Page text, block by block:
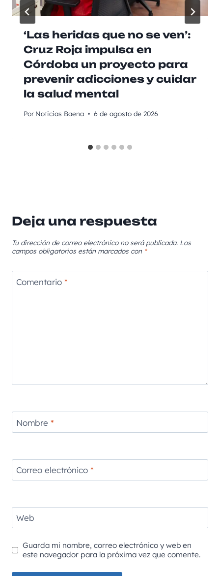
‘Las heridas que no se ven’:
Cruz Roja impulsa en
Córdoba un proyecto para
prevenir adicciones y cuidar
la salud mental
Por Noticias Baena 6 de agosto de 2026
Deja una respuesta
Tu dirección de correo electrónico no será publicada. Los
campos obligatorios están marcados con *
Comentario *
Nombre *
Correo electrónico *
Web
Guarda mi nombre, correo electrónico y web en
este navegador para la próxima vez que comente.